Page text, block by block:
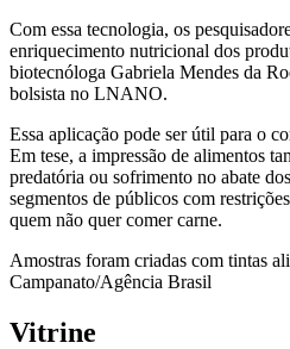
Com essa tecnologia, os
enriquecimento nutricional dos
biotecnóloga Gabriela Mendes da
bolsista no LNANO.
Essa aplicação pode ser útil para o
Em tese, a impressão de alimentos
predatória ou sofrimento no abate
segmentos de públicos com
quem não quer comer carne.
Amostras foram criadas com tintas
Campanato/Agência Brasil
Vitrine